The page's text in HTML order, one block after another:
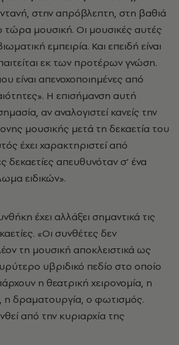
στην απρόβλεπτη, στη βαθιά
τώρα μουσική. Οι μουσικές αυτές
εμπειρία. Και επειδή είναι
εκ των προτέρων γνώση.
είναι απενοχοποιημένες από
Η επισήμανση αυτή
αν αναλογιστεί κανείς την
μουσικής μετά τη δεκαετία του
έχει χαρακτηριστεί από
δεκαετίες απευθυνόταν σ’ ένα
ειδικών».
έχει αλλάξει σημαντικά τις
«Οι συνθέτες δεν
τη μουσική αποκλειστικά ως
υβριδικό πεδίο στο οποίο
η θεατρική χειρονομία, η
η δραματουργία, ο φωτισμός.
από την κυριαρχία της